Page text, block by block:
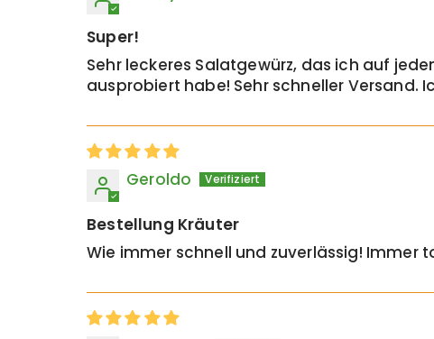
Super!
Sehr leckeres Salatgewürz, das ich auf
ausprobiert habe! Sehr schneller Versand.
Geroldo
Bestellung Kräuter
Wie immer schnell und zuverlässig! Immer